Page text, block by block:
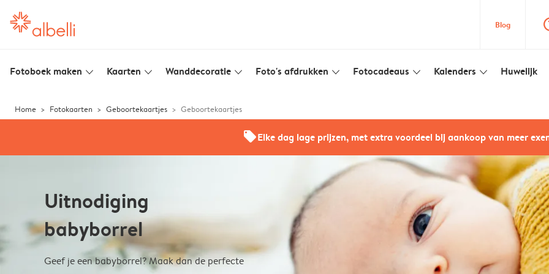
Blog
Fotoboek maken slim_arrow_down Kaarten slim_arrow_down Wanddecoratie slim_arrow_down Foto's afdrukken slim_arrow_down Fotocadeaus slim_arrow_down Kalenders slim_arrow_down Huwelijk
Home Fotokaarten Geboortekaartjes Geboortekaartjes
offersElke dag lage prijzen, met extra voordeel bij aankoop van meer
Uitnodiging
babyborrel
Geef je een babyborrel? Maak dan de perfecte